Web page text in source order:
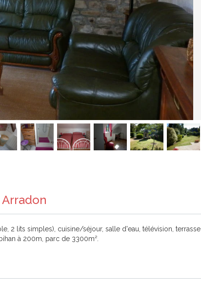
2 lits simples), cuisine/séjour, salle d'eau, télévision, terrasse
à 200m, parc de 3300m².